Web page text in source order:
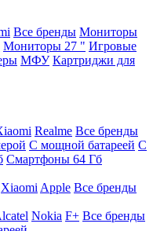
Все бренды Мониторы
Мониторы 27 " Игровые
МФУ Картриджи для
Realme Все бренды
С мощной батареей С
Смартфоны 64 Гб
Xiaomi Apple Все бренды
Nokia F+ Все бренды